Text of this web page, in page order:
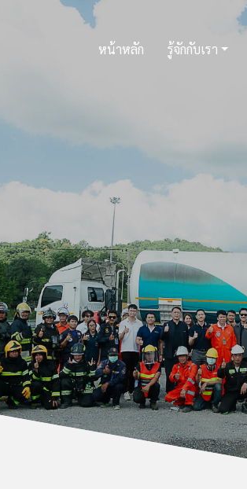
หน้าหลัก(current)รู้จักกับเรา
หลัก(current)
รู้จักกับเรา